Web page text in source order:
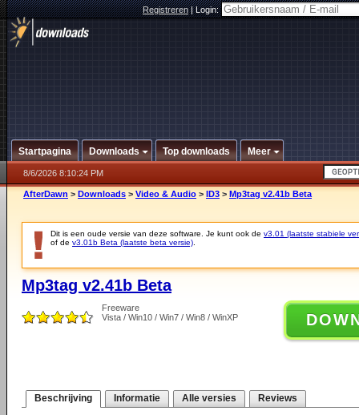
Registreren|Login:
Startpagina Downloads Top downloads Meer
8/6/2026 8:10:24 PM
AfterDawn > Downloads > Video & Audio > ID3 > Mp3tag v2.41b Beta
Dit is een oude versie van deze software. Je kunt ook de v3.01 (laatste stabiele
of de v3.01b Beta (laatste beta versie)
Mp3tag v2.41b Beta
Freeware
Vista / Win10 / Win7 / Win8 / WinXP
Beschrijving Informatie Alle versies Reviews